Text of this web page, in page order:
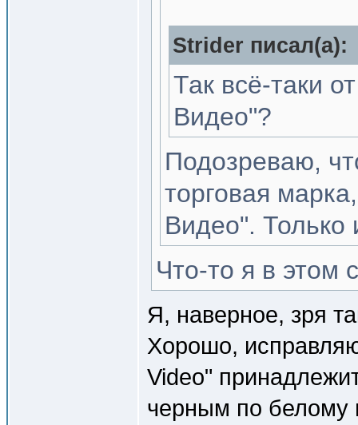
Strider писал(a):
Так всё-таки
Видео"?
Подозреваю,
торговая
Видео". Только
Что-то я в этом
Я, наверное, зря
Хорошо,
Video"
черным по белому